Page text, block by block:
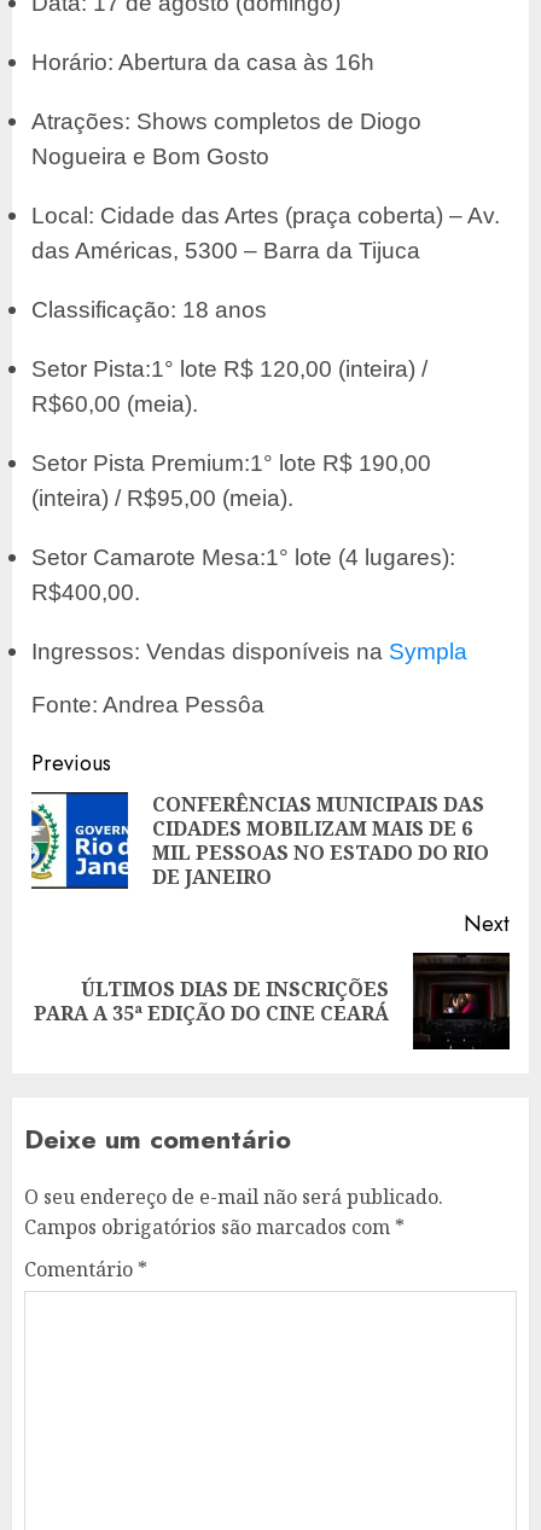
Horário: Abertura da casa às 16h
Atrações: Shows completos de Diogo
Nogueira e Bom Gosto
Local: Cidade das Artes (praça coberta) – Av.
das Américas, 5300 – Barra da Tijuca
Classificação: 18 anos
Setor Pista:1° lote R$ 120,00 (inteira) /
R$60,00 (meia).
Setor Pista Premium:1° lote R$ 190,00
(inteira) / R$95,00 (meia).
Setor Camarote Mesa:1° lote (4 lugares):
R$400,00.
Ingressos: Vendas disponíveis na Sympla
Fonte: Andrea Pessôa
Post
navigation
Previous
CONFERÊNCIAS MUNICIPAIS DAS
CIDADES MOBILIZAM MAIS DE 6
MIL PESSOAS NO ESTADO DO RIO
DE JANEIRO
Next
post:
ÚLTIMOS DIAS DE INSCRIÇÕES
PARA A 35ª EDIÇÃO DO CINE CEARÁ
Deixe um comentário
O seu endereço de e-mail não será publicado.
Campos obrigatórios são marcados com *
Comentário *